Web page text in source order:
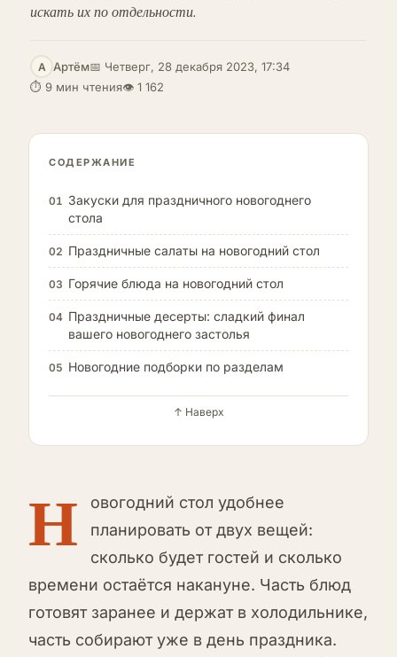
искать их по отдельности.
А Артём📅 Четверг, 28 декабря 2023, 17:34
⏱ 9 мин чтения👁 1 162
СОДЕРЖАНИЕ
01 Закуски для праздничного новогоднего
стола
02 Праздничные салаты на новогодний стол
03 Горячие блюда на новогодний стол
04 Праздничные десерты: сладкий финал
вашего новогоднего застолья
05 Новогодние подборки по разделам
↑ Наверх
Н
овогодний стол удобнее
планировать от двух вещей:
сколько будет гостей и сколько
времени остаётся накануне. Часть блюд
готовят заранее и держат в холодильнике,
часть собирают уже в день праздника.